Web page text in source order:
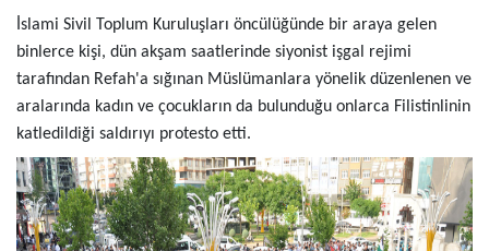
İslami Sivil Toplum Kuruluşları öncülüğünde bir araya gelen
binlerce kişi, dün akşam saatlerinde siyonist işgal rejimi
tarafından Refah'a sığınan Müslümanlara yönelik düzenlenen ve
aralarında kadın ve çocukların da bulunduğu onlarca Filistinlinin
katledildiği saldırıyı protesto etti.